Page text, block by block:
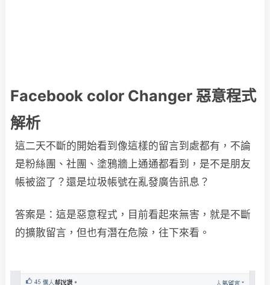
Facebook color Changer 惡意程式
解析
這二天不斷的開始看到像這樣的留言到處都有，不論
是粉絲團、社團、塗鴉牆上通通都看到，是不是朋友
帳被盜了？還是垃圾帳號在亂發廣告訊息？
答案是：這是惡意程式，目前看起來無害，就是不斷
的擴散留言，但也有潛在危險，往下來看。